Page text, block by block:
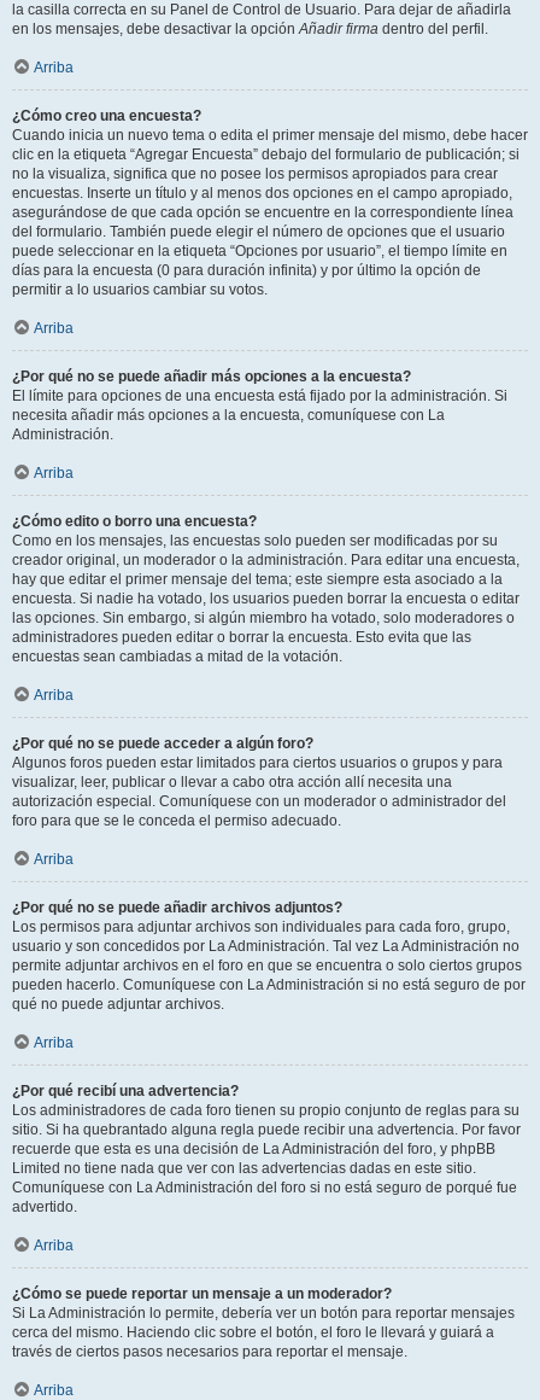
la casilla correcta en su Panel de Control de Usuario. Para dejar de añadirla
en los mensajes, debe desactivar la opciónAñadir firma dentro del perfil.
Arriba
¿Cómo creo una encuesta?
Cuando inicia un nuevo tema o edita el primer mensaje del mismo, debe hacer
clic en la etiqueta “Agregar Encuesta” debajo del formulario de publicación; si
no la visualiza, significa que no posee los permisos apropiados para crear
encuestas. Inserte un título y al menos dos opciones en el campo apropiado,
asegurándose de que cada opción se encuentre en la correspondiente línea
del formulario. También puede elegir el número de opciones que el usuario
puede seleccionar en la etiqueta “Opciones por usuario”, el tiempo límite en
días para la encuesta (0 para duración infinita) y por último la opción de
permitir a lo usuarios cambiar su votos.
Arriba
¿Por qué no se puede añadir más opciones a la encuesta?
El límite para opciones de una encuesta está fijado por la administración. Si
necesita añadir más opciones a la encuesta, comuníquese con La
Administración.
Arriba
¿Cómo edito o borro una encuesta?
Como en los mensajes, las encuestas solo pueden ser modificadas por su
creador original, un moderador o la administración. Para editar una encuesta,
hay que editar el primer mensaje del tema; este siempre esta asociado a la
encuesta. Si nadie ha votado, los usuarios pueden borrar la encuesta o editar
las opciones. Sin embargo, si algún miembro ha votado, solo moderadores o
administradores pueden editar o borrar la encuesta. Esto evita que las
encuestas sean cambiadas a mitad de la votación.
Arriba
¿Por qué no se puede acceder a algún foro?
Algunos foros pueden estar limitados para ciertos usuarios o grupos y para
visualizar, leer, publicar o llevar a cabo otra acción allí necesita una
autorización especial. Comuníquese con un moderador o administrador del
foro para que se le conceda el permiso adecuado.
Arriba
¿Por qué no se puede añadir archivos adjuntos?
Los permisos para adjuntar archivos son individuales para cada foro, grupo,
usuario y son concedidos por La Administración. Tal vez La Administración no
permite adjuntar archivos en el foro en que se encuentra o solo ciertos grupos
pueden hacerlo. Comuníquese con La Administración si no está seguro de por
qué no puede adjuntar archivos.
Arriba
¿Por qué recibí una advertencia?
Los administradores de cada foro tienen su propio conjunto de reglas para su
sitio. Si ha quebrantado alguna regla puede recibir una advertencia. Por favor
recuerde que esta es una decisión de La Administración del foro, y phpBB
Limited no tiene nada que ver con las advertencias dadas en este sitio.
Comuníquese con La Administración del foro si no está seguro de porqué fue
advertido.
Arriba
¿Cómo se puede reportar un mensaje a un moderador?
Si La Administración lo permite, debería ver un botón para reportar mensajes
cerca del mismo. Haciendo clic sobre el botón, el foro le llevará y guiará a
través de ciertos pasos necesarios para reportar el mensaje.
Arriba